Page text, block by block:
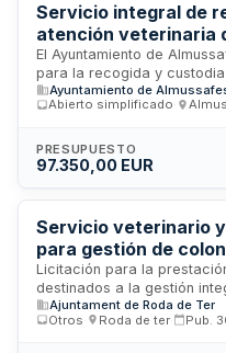
Servicio integral de
atención veterinaria
gestión de colonias
alimento para
Almussafes
El Ayuntamiento de
para la recogida y
extraviados en vía pública
atención veterinaria de los
contrato comprende tres
perros y gestión de
administrativo de servicios
sometido a la Ley de
Ayuntamiento de
Abierto simplificado
PRESUPUESTO
97.350,00 EUR
Servicio veterinario
para gestión de
municipio
Licitación para la
destinados a la gestión
urbanos, incluyendo
alimento para su
Ajuntament de Roda de Ter
Otros
Roda de ter Pub.